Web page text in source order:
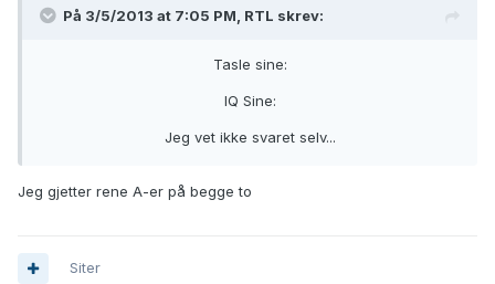
På 3/5/2013 at 7:05 PM, RTL skrev:
Tasle sine:
IQ Sine:
Jeg vet ikke svaret selv...
Jeg gjetter rene A-er på begge to
Siter